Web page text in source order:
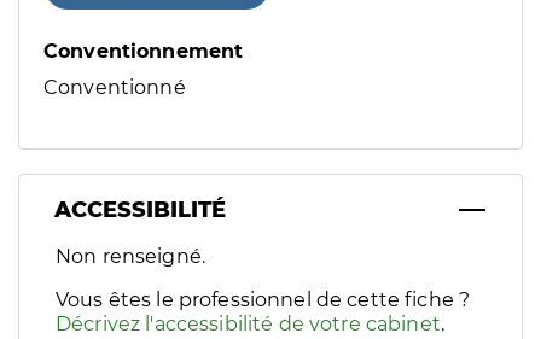
Conventionnement
Conventionné
ACCESSIBILITÉ
Filtres
Sélectionnez un ou plusieurs handicaps/besoins
Non renseigné.
Vous êtes le professionnel de cette fiche ?
Décrivez l'accessibilité de votre cabinet.